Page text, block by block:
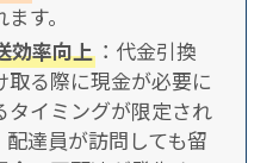
す。
効率向上 ：代金引換
取る際に現金が必要に
タイミングが限定され
達員が訪問しても留